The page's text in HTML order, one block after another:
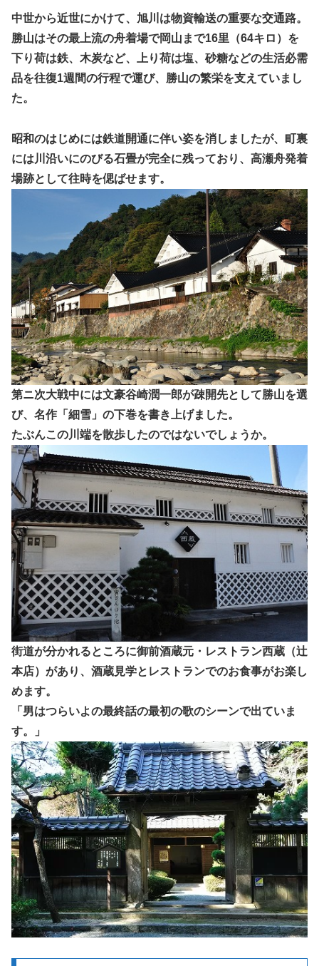
中世から近世にかけて、旭川は物資輸送の重要な交通路。
勝山はその最上流の舟着場で岡山まで16里（64キロ）を
下り荷は鉄、木炭など、上り荷は塩、砂糖などの生活必需
品を往復1週間の行程で運び、勝山の繁栄を支えていまし
た。
昭和のはじめには鉄道開通に伴い姿を消しましたが、町裏
には川沿いにのびる石畳が完全に残っており、高瀬舟発着
場跡として往時を偲ばせます。
第ニ次大戦中には文豪谷崎潤一郎が疎開先として勝山を選
び、名作「細雪」の下巻を書き上げました。
たぶんこの川端を散歩したのではないでしょうか。
街道が分かれるところに御前酒蔵元・レストラン西蔵（辻
本店）があり、酒蔵見学とレストランでのお食事がお楽し
めます。
「男はつらいよの最終話の最初の歌のシーンで出ていま
す。」